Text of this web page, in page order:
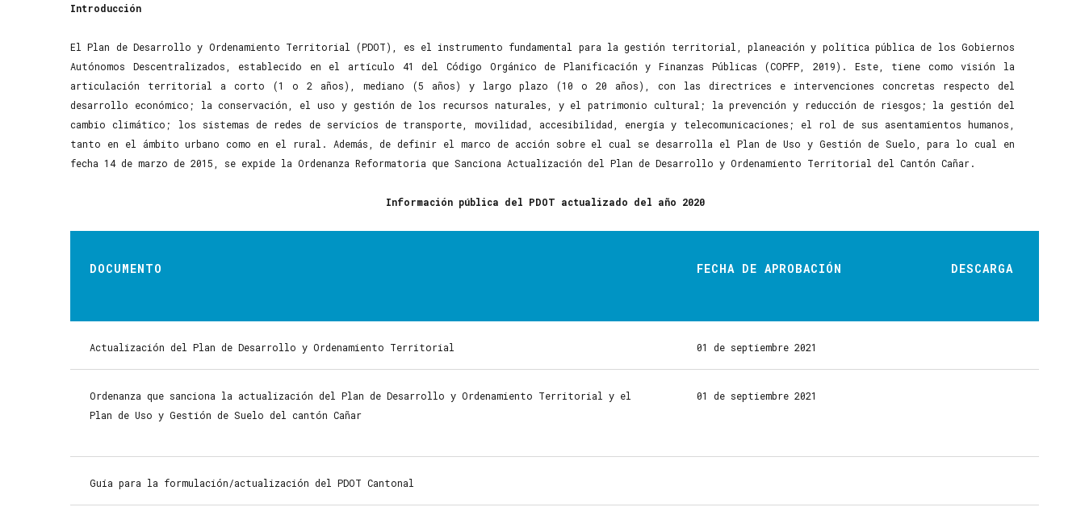
Introducción
El Plan de Desarrollo y Ordenamiento Territorial (PDOT), es el instrumento fundamental para la gestión territorial, planeación y política pública de los Gobiernos
Autónomos Descentralizados, establecido en el artículo 41 del Código Orgánico de Planificación y Finanzas Públicas (COPFP, 2019). Este, tiene como visión la
articulación territorial a corto (1 o 2 años), mediano (5 años) y largo plazo (10 o 20 años), con las directrices e intervenciones concretas respecto del
desarrollo económico; la conservación, el uso y gestión de los recursos naturales, y el patrimonio cultural; la prevención y reducción de riesgos; la gestión del
cambio climático; los sistemas de redes de servicios de transporte, movilidad, accesibilidad, energía y telecomunicaciones; el rol de sus asentamientos humanos,
tanto en el ámbito urbano como en el rural. Además, de definir el marco de acción sobre el cual se desarrolla el Plan de Uso y Gestión de Suelo, para lo cual en
fecha 14 de marzo de 2015, se expide la Ordenanza Reformatoria que Sanciona Actualización del Plan de Desarrollo y Ordenamiento Territorial del Cantón Cañar.
Información pública del PDOT actualizado del año 2020
DOCUMENTO FECHA DE APROBACIÓN DESCARGA
Actualización del Plan de Desarrollo y Ordenamiento Territorial 01 de septiembre 2021
Ordenanza que sanciona la actualización del Plan de Desarrollo y Ordenamiento Territorial y el
Plan de Uso y Gestión de Suelo del cantón Cañar
01 de septiembre 2021
Guía para la formulación/actualización del PDOT Cantonal